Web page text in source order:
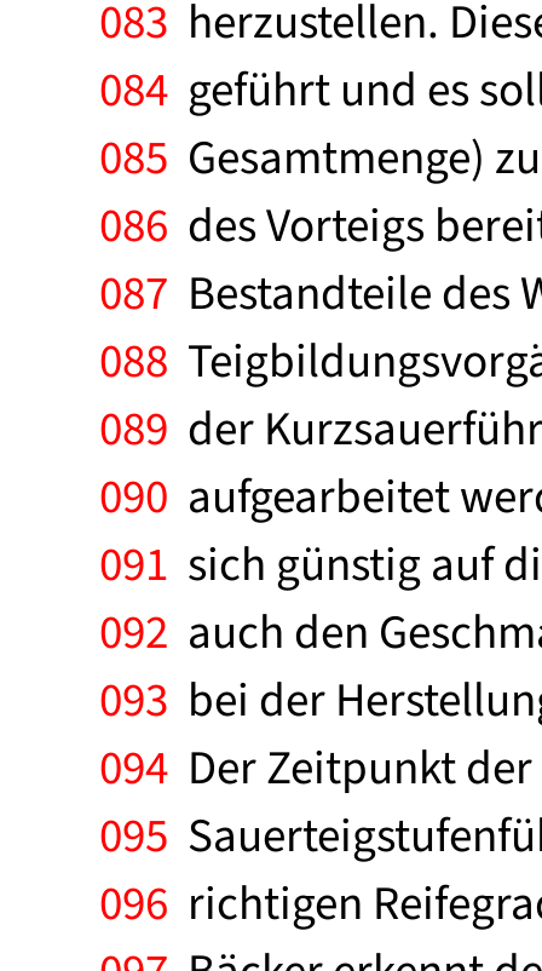
083 herzustellen.
084 geführt und es
085 Gesamtmenge)
086 des Vorteigs
087 Bestandteile des
088
089 der
090 aufgearbeitet
091 sich günstig auf
092 auch den
093 bei der
094 Der Zeitpunkt
095
096 richtigen